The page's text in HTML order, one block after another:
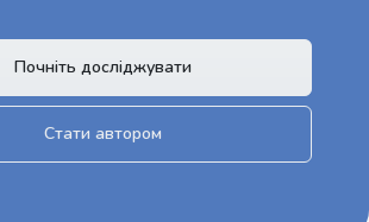
Почніть досліджувати
Стати автором